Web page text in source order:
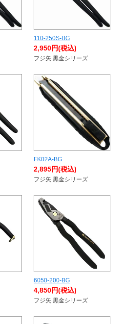
110-250S-BG
2,950円(税込)
フジ矢 黒金シリーズ
FK02A-BG
2,895円(税込)
フジ矢 黒金シリーズ
6050-200-BG
4,850円(税込)
フジ矢 黒金シリーズ